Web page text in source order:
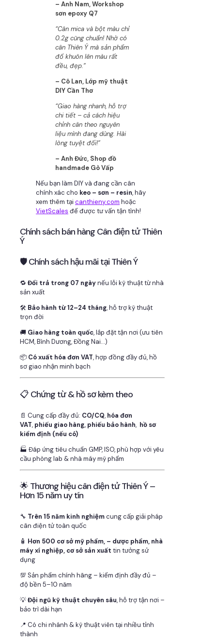
– Anh Nam, Workshop
sơn epoxy Q7
“Cân mica và bột màu chỉ
0.2g cũng chuẩn! Nhờ có
cân Thiên Ý mà sản phẩm
đổ khuôn lên màu rất
đều, đẹp.”
– Cô Lan, Lớp mỹ thuật
DIY Cần Thơ
“Giao hàng nhanh, hỗ trợ
chi tiết – cả cách hiệu
chỉnh cân theo nguyên
liệu mình đang dùng. Hài
lòng tuyệt đối!”
– Anh Đức, Shop đồ
handmade Gò Vấp
Nếu bạn làm DIY và đang cần cân
chính xác cho keo – sơn – resin, hãy
xem thêm tại canthieny.com hoặc
VietScales để được tư vấn tận tình!
Chính sách bán hàng Cân điện tử Thiên
Ý
🛡 Chính sách hậu mãi tại Thiên Ý
🔁 Đổi trả trong 07 ngàynếu lỗi kỹ thuật từ nhà
sản xuất
🛠 Bảo hành từ 12–24 tháng, hỗ trợ kỹ thuật
trọn đời
🚚 Giao hàng toàn quốc, lắp đặt tận nơi (ưu tiên
HCM, Bình Dương, Đồng Nai…)
📦 Có xuất hóa đơn VAT, hợp đồng đầy đủ, hồ
sơ giao nhận minh bạch
📋 Chứng từ & hồ sơ kèm theo
📄 Cung cấp đầy đủ: CO/CQ, hóa đơn
VAT, phiếu giao hàng, phiếu bảo hành, hồ sơ
kiểm định (nếu có)
🏭 Đáp ứng tiêu chuẩn GMP, ISO, phù hợp với yêu
cầu phòng lab & nhà máy mỹ phẩm
🌟 Thương hiệu cân điện tử Thiên Ý –
Hơn 15 năm uy tín
🔧 Trên 15 năm kinh nghiệmcung cấp giải pháp
cân điện tử toàn quốc
🧴 Hơn 500 cơ sở mỹ phẩm, – dược phẩm, nhà
máy xí nghiệp, cơ sở sản xuất tin tưởng sử
dụng
💯 Sản phẩm chính hãng – kiểm định đầy đủ –
độ bền 5–10 năm
💡Đội ngũ kỹ thuật chuyên sâu, hỗ trợ tận nơi –
bảo trì dài hạn
📍 Có chi nhánh & kỹ thuật viên tại nhiều tỉnh
thành